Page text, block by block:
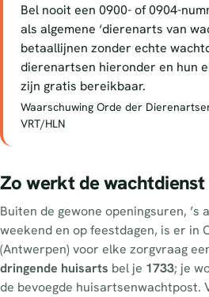
Bel nooit een 0900- of 0904-
als algemene ‘dierenarts van
betaallijnen zonder echte
dierenartsen hieronder en hun
zijn gratis bereikbaar.
Waarschuwing Orde der
VRT/HLN
Zo werkt de
Buiten de gewone openingsuren, ’s
weekend en op feestdagen, is er in
(Antwerpen) voor elke zorgvraag
dringende huisarts bel je 1733; je
de bevoegde huisartsenwachtpost.